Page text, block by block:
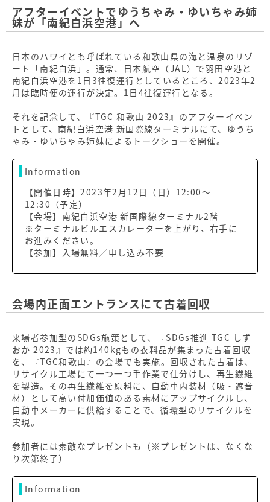
アフターイベントでゆうちゃみ・ゆいちゃみ姉
妹が「南紀白浜空港」へ
日本のハワイとも呼ばれている和歌山県の海と温泉のリゾ
ート「南紀白浜」。通常、日本航空（JAL）で羽田空港と
南紀白浜空港を1日3往復運行としているところ、2023年2
月は臨時便の運行が決定。1日4往復運行となる。
それを記念して、『TGC 和歌山 2023』のアフターイベン
トとして、南紀白浜空港 新国際線ターミナルにて、ゆうち
ゃみ・ゆいちゃみ姉妹によるトークショーを開催。
Information
【開催日時】2023年2月12日（日）12:00～
12:30（予定）
【会場】南紀白浜空港 新国際線ターミナル2階
※ターミナルビルエスカレーターを上がり、右手に
お進みください。
【参加】入場無料／申し込み不要
会場内正面エントランスにて古着回収
来場者参加型のSDGs施策として、『SDGs推進 TGC しず
おか 2023』では約140kgもの衣料品が集まった古着回収
を、『TGC和歌山』の会場でも実施。回収された古着は、
リサイクル工場にて一つ一つ手作業で仕分けし、再生繊維
を製造。その再生繊維を原料に、自動車内装材（吸・遮音
材）として高い付加価値のある素材にアップサイクルし、
自動車メーカーに供給することで、循環型のリサイクルを
実現。
参加者には素敵なプレゼントも（※プレゼントは、なくな
り次第終了）
Information